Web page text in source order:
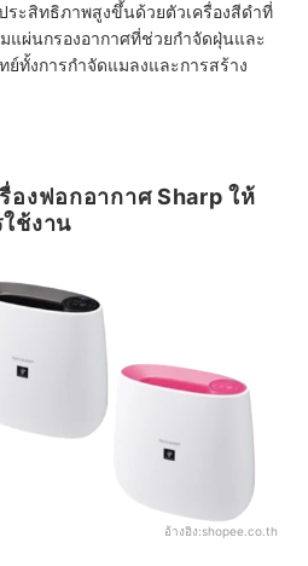
ระสิทธิภาพสูงขึ้นด้วยตัวเครื่องสีดำที่
แผ่นกรองอากาศที่ช่วยกำจัดฝุ่นและ
ย์ทั้งการกำจัดแมลงและการสร้าง
องฟอกอากาศ Sharp ให้
ช้งาน
อ้างอิง:shopee.co.th